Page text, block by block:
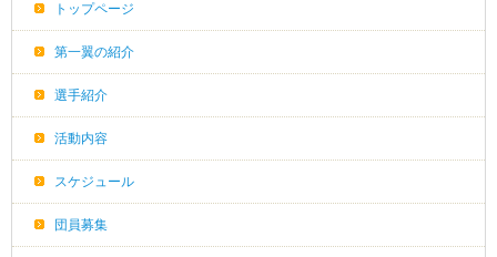
トップページ
第一翼の紹介
選手紹介
活動内容
スケジュール
団員募集